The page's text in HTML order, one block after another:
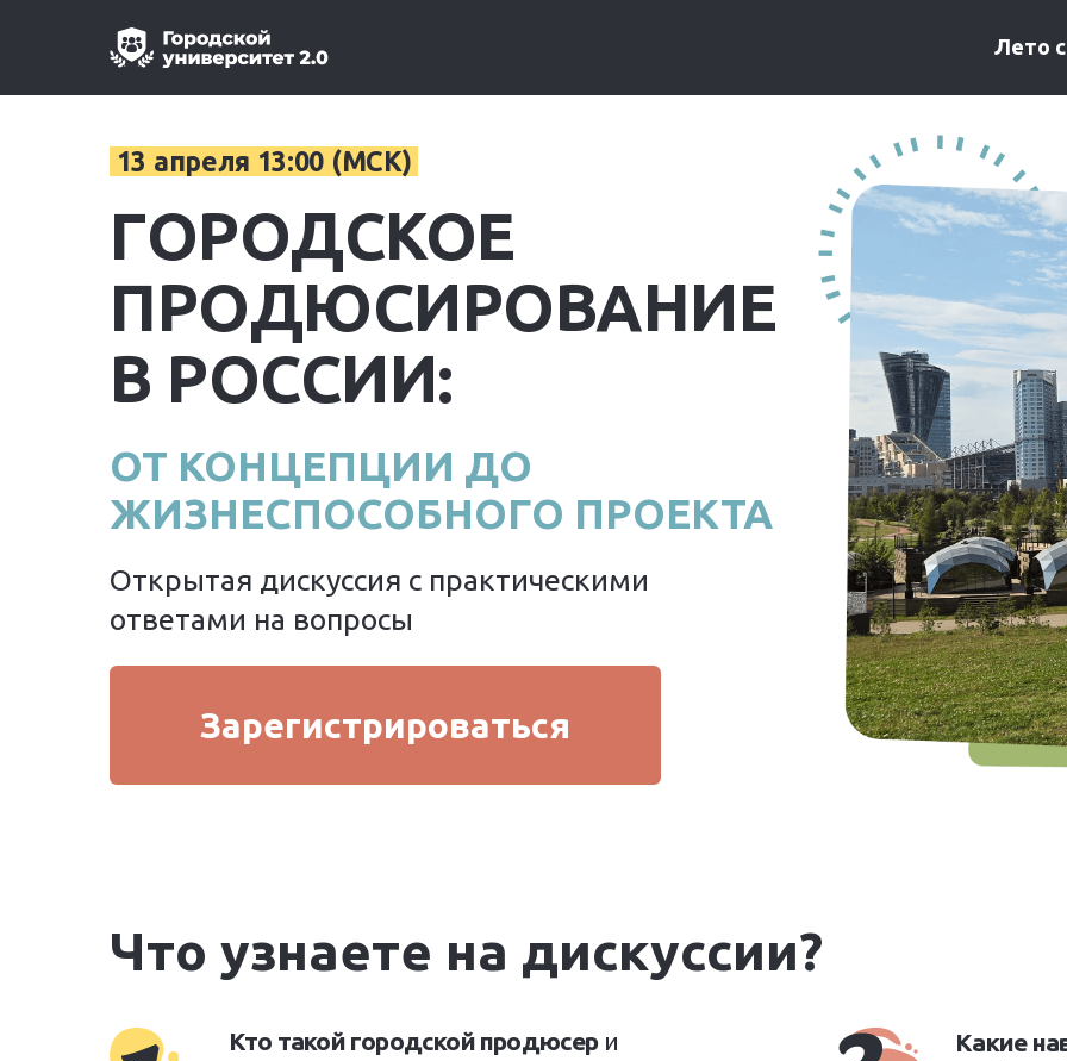
Лето
Открытая дискуссия с практическими
ответами на вопросы
Зарегистрироваться
13 апреля 13:00 (МСК)
ОТ КОНЦЕПЦИИ ДО
ЖИЗНЕСПОСОБНОГО ПРОЕКТА
ГОРОДСКОЕ
ПРОДЮСИРОВАНИЕ
В РОССИИ:
Кто такой городской продюсери
Какие
Что узнаете на дискуссии?